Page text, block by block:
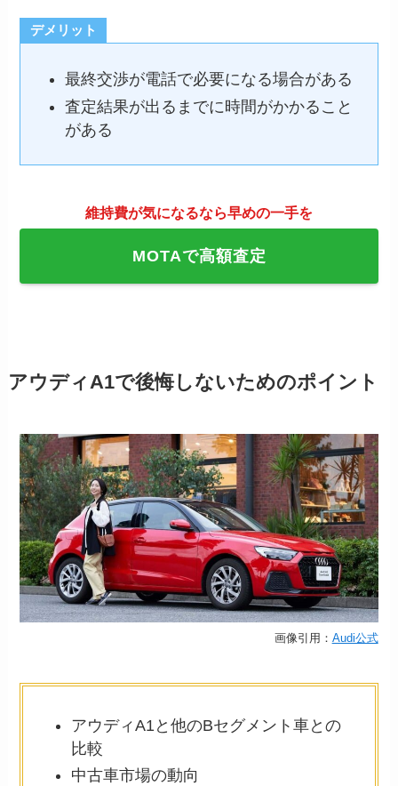
デメリット
最終交渉が電話で必要になる場合がある
査定結果が出るまでに時間がかかること
がある
維持費が気になるなら早めの一手を
MOTAで高額査定
アウディA1で後悔しないためのポイント
画像引用： Audi公式
アウディA1と他のBセグメント車との
比較
中古車市場の動向